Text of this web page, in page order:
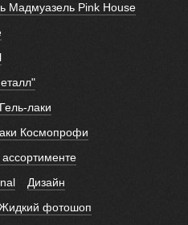
Мадмуазель Pink House
Гель-лаки
Космопрофи
Дизайн
фотошоп